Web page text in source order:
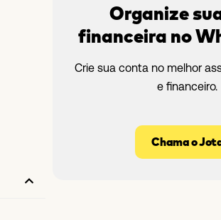
Organize
financeira no
Crie sua conta no melhor
e financeiro.
Chama o